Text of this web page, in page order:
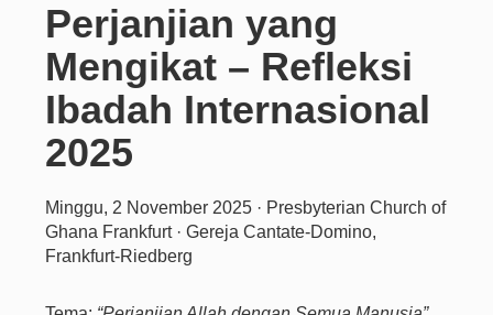
Perjanjian yang
Mengikat – Refleksi
Ibadah Internasional
2025
Minggu, 2 November 2025 · Presbyterian Church of
Ghana Frankfurt · Gereja Cantate-Domino,
Frankfurt-Riedberg